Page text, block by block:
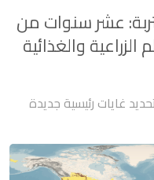
عشر سنوات من
والغذائية
غايات رئيسية جديدة